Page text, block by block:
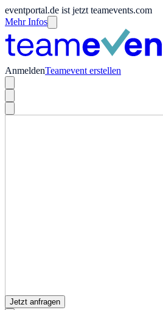
eventportal.de ist jetzt teamevents.com
Mehr Infos
AnmeldenTeamevent erstellen
Jetzt anfragen